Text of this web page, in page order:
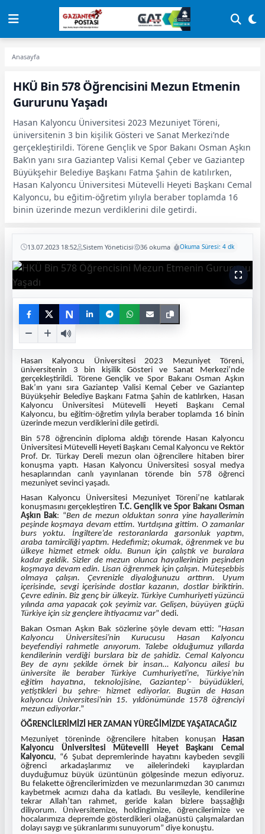
Anasayfa
HKÜ Bin 578 Öğrencisini Mezun Etmenin
Gururunu Yaşadı
Hasan Kalyoncu Üniversitesi 2023 Mezuniyet Töreni,
üniversitenin 3 bin kişilik Gösteri ve Sanat Merkezi’nde
gerçekleştirildi. Törene Gençlik ve Spor Bakanı Osman Aşkın
Bak’ın yanı sıra Gaziantep Valisi Kemal Çeber ve Gaziantep
Büyükşehir Belediye Başkanı Fatma Şahin de katılırken,
Hasan Kalyoncu Üniversitesi Mütevelli Heyeti Başkanı Cemal
Kalyoncu, bu eğitim-öğretim yılıyla beraber toplamda 16
binin üzerinde mezun verdiklerini dile getirdi.
13.07.2023 18:52 Sistem Yöneticisi 36 okuma Okuma Süresi: 4 dk
N
Hasan Kalyoncu Üniversitesi 2023 Mezuniyet Töreni,
üniversitenin 3 bin kişilik Gösteri ve Sanat Merkezi’nde
gerçekleştirildi. Törene Gençlik ve Spor Bakanı Osman Aşkın
Bak’ın yanı sıra Gaziantep Valisi Kemal Çeber ve Gaziantep
Büyükşehir Belediye Başkanı Fatma Şahin de katılırken, Hasan
Kalyoncu Üniversitesi Mütevelli Heyeti Başkanı Cemal
Kalyoncu, bu eğitim-öğretim yılıyla beraber toplamda 16 binin
üzerinde mezun verdiklerini dile getirdi.
Bin 578 öğrencinin diploma aldığı törende Hasan Kalyoncu
Üniversitesi Mütevelli Heyeti Başkanı Cemal Kalyoncu ve Rektör
Prof. Dr. Türkay Dereli mezun olan öğrencilere hitaben birer
konuşma yaptı. Hasan Kalyoncu Üniversitesi sosyal medya
hesaplarından canlı yayınlanan törende bin 578 öğrenci
mezuniyet sevinci yaşadı.
Hasan Kalyoncu Üniversitesi Mezuniyet Töreni’ne katılarak
konuşmasını gerçekleştiren T.C. Gençlik ve Spor Bakanı Osman
Aşkın Bak: “Ben de mezun olduktan sonra yine hayallerimin
peşinde koşmaya devam ettim. Yurtdışına gittim. O zamanlar
burs yoktu. İngiltere’de restoranlarda garsonluk yaptım,
araba tamirciliği yaptım. Hedefimiz; okumak, öğrenmek ve bu
ülkeye hizmet etmek oldu. Bunun için çalıştık ve buralara
kadar geldik. Sizler de mezun olunca hayallerinizin peşinden
koşmaya devam edin. Lisan öğrenmek için çalışın. Müteşebbis
olmaya çalışın. Çevrenizle diyaloğunuzu arttırın. Uyum
içerisinde, sevgi içerisinde dostlar kazanın, dostlar biriktirin.
Çevre edinin. Biz genç bir ülkeyiz. Türkiye Cumhuriyeti yüzüncü
yılında ama yapacak çok şeyimiz var. Gelişen, büyüyen güçlü
Türkiye için siz gençlere ihtiyacımız var” dedi.
Bakan Osman Aşkın Bak sözlerine şöyle devam etti: “Hasan
Kalyoncu Üniversitesi’nin Kurucusu Hasan Kalyoncu
beyefendiyi rahmetle anıyorum. Talebe olduğumuz yıllarda
kendilerinin verdiği burslara biz de şahidiz. Cemal Kalyoncu
Bey de aynı şekilde örnek bir insan… Kalyoncu ailesi bu
üniversite ile beraber Türkiye Cumhuriyeti’ne, Türkiye’nin
eğitim hayatına, teknolojisine, Gaziantep’- büyüdükleri,
yetiştikleri bu şehre- hizmet ediyorlar. Bugün de Hasan
kalyoncu Üniversitesi’nin 15. yıldönümünde 1578 öğrenciyi
mezun ediyorlar.”
ÖĞRENCİLERİMİZİ HER ZAMAN YÜREĞİMİZDE YAŞATACAĞIZ
Mezuniyet töreninde öğrencilere hitaben konuşan Hasan
Kalyoncu Üniversitesi Mütevelli Heyet Başkanı Cemal
Kalyoncu, “6 Şubat depremlerinde hayatını kaybeden sevgili
öğrenci arkadaşlarımız ve ailelerindeki kayıplardan
duyduğumuz büyük üzüntünün gölgesinde mezun ediyoruz.
Bu felakette öğrencilerimizden ve mezunlarımızdan 30 canımızı
kaybetmek acımızı daha da katladı. Bu vesileyle, kendilerine
tekrar Allah’tan rahmet, geride kalan bizlere başsağlığı
diliyorum. Üniversitemize, holdingimize, öğrencilerimize ve
hocalarımıza depremde gösterdikleri olağanüstü çalışmalardan
dolayı saygı ve şükranlarımı sunuyorum” diye konuştu.